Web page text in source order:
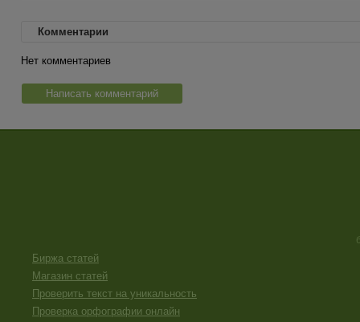
Комментарии
Нет комментариев
Написать комментарий
Биржа статей
Магазин статей
Проверить текст на уникальность
Проверка орфографии онлайн